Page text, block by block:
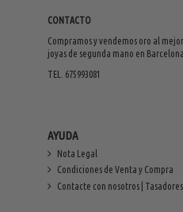
CONTACTO
Compramos y vendemos oro al
joyas de segunda mano en
TEL. 675993081
AYUDA
Nota Legal
Condiciones de Venta y Compra
Contacte con nosotros |